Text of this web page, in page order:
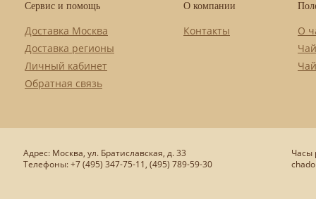
Сервис и помощь
Доставка Москва
Доставка регионы
Личный кабинет
Обратная связь
О компании
Контакты
О
Адрес: Москва, ул. Братиславская, д. 33
Телефоны: +7 (495) 347-75-11, (495) 789-59-30
Часы